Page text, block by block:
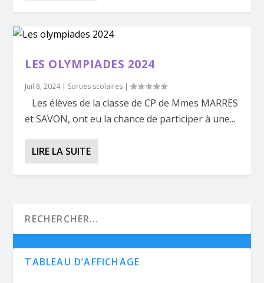
LES OLYMPIADES 2024
Juil 8, 2024| Sorties scolaires |
Les élèves de la classe de CP de Mmes MARRES
et SAVON, ont eu la chance de participer à une...
LIRE LA SUITE
TABLEAU D’AFFICHAGE